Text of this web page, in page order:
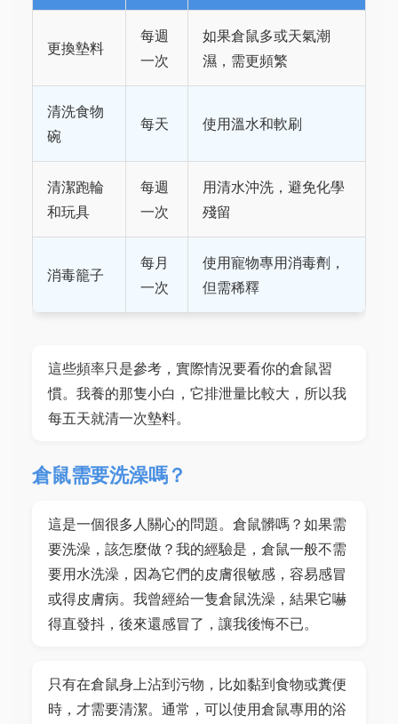
更換墊料
每週
一次
如果倉鼠多或天氣潮
濕，需更頻繁
清洗食物
碗
每天 使用溫水和軟刷
清潔跑輪
和玩具
每週
一次
用清水沖洗，避免化學
殘留
消毒籠子
每月
一次
使用寵物專用消毒劑，
但需稀釋
這些頻率只是參考，實際情況要看你的倉鼠習
慣。我養的那隻小白，它排泄量比較大，所以我
每五天就清一次墊料。
倉鼠需要洗澡嗎？
這是一個很多人關心的問題。倉鼠髒嗎？如果需
要洗澡，該怎麼做？我的經驗是，倉鼠一般不需
要用水洗澡，因為它們的皮膚很敏感，容易感冒
或得皮膚病。我曾經給一隻倉鼠洗澡，結果它嚇
得直發抖，後來還感冒了，讓我後悔不已。
只有在倉鼠身上沾到污物，比如黏到食物或糞便
時，才需要清潔。通常，可以使用倉鼠專用的浴